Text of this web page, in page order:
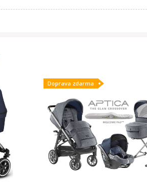
Doprava zdarma